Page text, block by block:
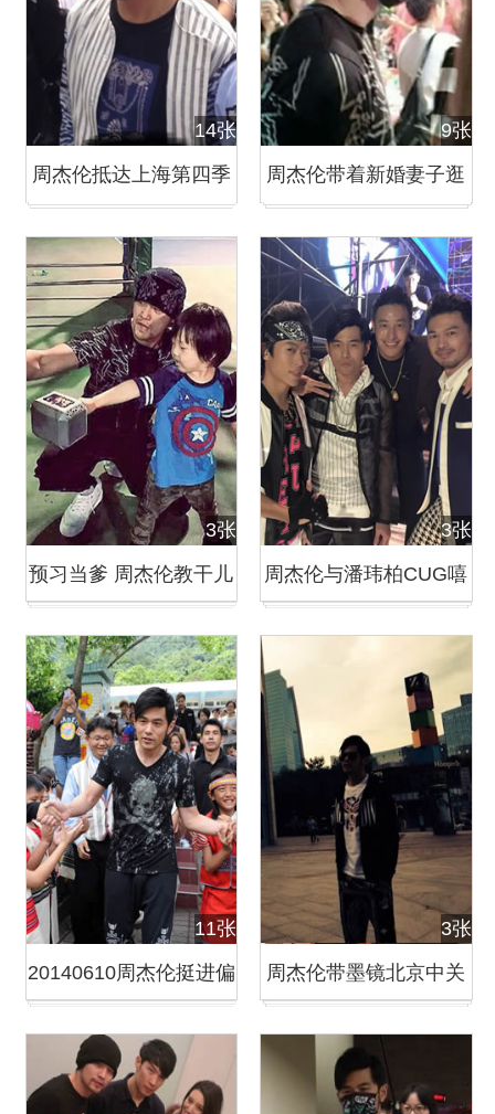
14张
周杰伦抵达上海第四季
传片
9张
周杰伦带着新婚妻子逛
3张
预习当爹 周杰伦教干儿
3张
周杰伦与潘玮柏CUG嘻
11张
20140610周杰伦挺进偏
3张
周杰伦带墨镜北京中关